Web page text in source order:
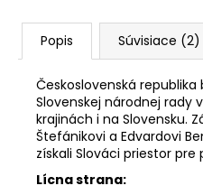
Popis Súvisiace (2)
Československá
Slovenskej národnej rady
krajinách i na Slovensku.
Štefánikovi a Edvardovi
získali Slováci priestor
Lícna strana: